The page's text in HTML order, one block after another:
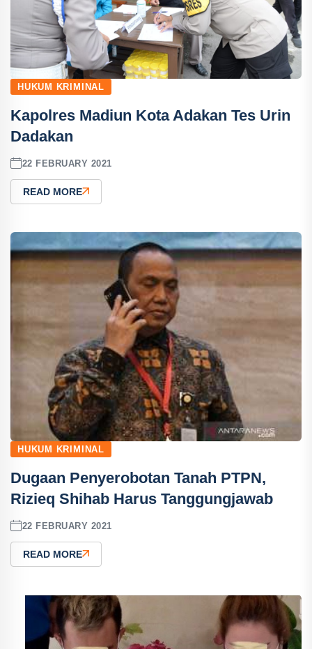
HUKUM KRIMINAL
Kapolres Madiun Kota Adakan Tes Urin
Dadakan
22 FEBRUARY 2021
READ MORE
HUKUM KRIMINAL
Dugaan Penyerobotan Tanah PTPN,
Rizieq Shihab Harus Tanggungjawab
22 FEBRUARY 2021
READ MORE